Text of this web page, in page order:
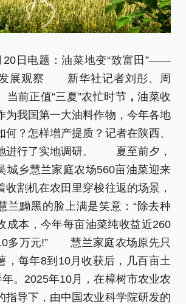
20日电题：油菜地变“致富田”——
发展观察 新华社记者刘彤、周
前正值“三夏”农忙时节，油菜收
为我国第一大油料作物，今年各地
何？怎样增产提质？记者在陕西、
进行了实地调研。 夏至前夕，
城乡慧兰家庭农场560亩油菜迎来
收割机在农田里穿梭往返的场景，
兰黝黑的脸上满是笑意：“除去种
成本，今年每亩油菜纯收益近260
多万元!” 慧兰家庭农场原先只
，每年8到10月收获后，几百亩土
年。2025年10月，在樟树市农业农
指导下，由中国农业科学院研发的